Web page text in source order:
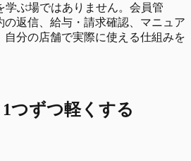
学ぶ場ではありません。会員管
返信、給与・請求確認、マニュア
自分の店舗で実際に使える仕組みを
つずつ軽くする